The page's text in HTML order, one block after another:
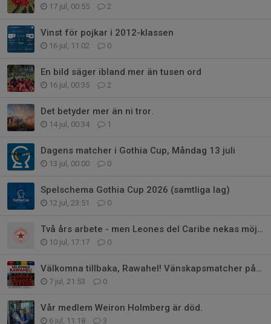
17 jul, 00:55 2
Vinst för pojkar i 2012-klassen
16 jul, 11:02 0
En bild säger ibland mer än tusen ord
16 jul, 00:35 2
Det betyder mer än ni tror.
14 jul, 00:34 1
Dagens matcher i Gothia Cup, Måndag 13 juli
13 jul, 00:00 0
Spelschema Gothia Cup 2026 (samtliga lag)
12 jul, 23:51 0
Två års arbete - men Leones del Caribe nekas möjligheten att delta i Gothia
10 jul, 17:17 0
Välkomna tillbaka, Rawahel! Vänskapsmatcher på gång!
7 jul, 21:53 0
Vår medlem Weiron Holmberg är död.
6 jul, 11:18 3